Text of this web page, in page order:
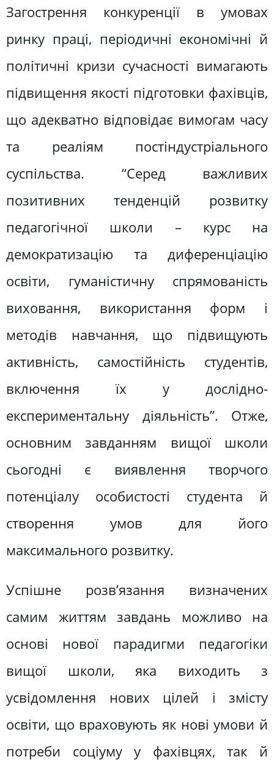
Загострення конкуренції в умовах
ринку праці, періодичні економічні й
політичні кризи сучасності вимагають
підвищення якості підготовки фахівців,
що адекватно відповідає вимогам часу
та реаліям постіндустріального
суспільства. “Серед важливих
позитивних тенденцій розвитку
педагогічної школи – курс на
демократизацію та диференціацію
освіти, гуманістичну спрямованість
виховання, використання форм і
методів навчання, що підвищують
активність, самостійність студентів,
включення їх у дослідно-
експериментальну діяльність”. Отже,
основним завданням вищої школи
сьогодні є виявлення творчого
потенціалу особистості студента й
створення умов для його
максимального розвитку.
Успішне розв’язання визначених
самим життям завдань можливо на
основі нової парадигми педагогіки
вищої школи, яка виходить з
усвідомлення нових цілей і змісту
освіти, що враховують як нові умови й
потреби соціуму у фахівцях, так й